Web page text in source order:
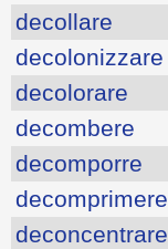
decollare
decolonizzare
decolorare
decombere
decomporre
decomprimere
deconcentrare